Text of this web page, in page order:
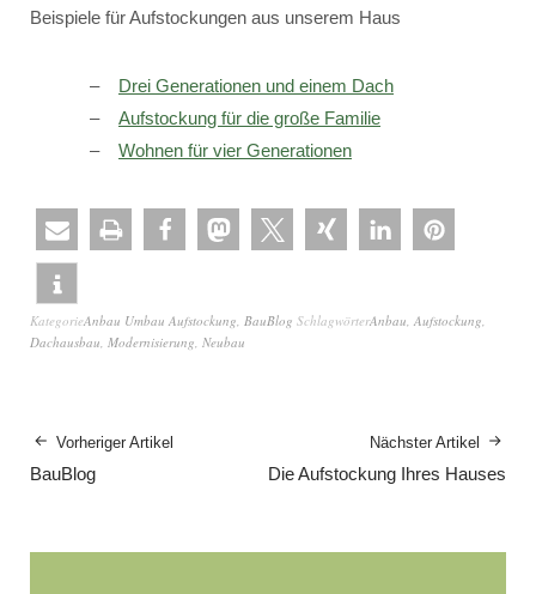
Beispiele für Aufstockungen aus unserem Haus
Drei Generationen und einem Dach
Aufstockung für die große Familie
Wohnen für vier Generationen
KategorieAnbau Umbau Aufstockung, BauBlog SchlagwörterAnbau, Aufstockung,
Dachausbau, Modernisierung, Neubau
Vorheriger Artikel
BauBlog
Nächster Artikel
Die Aufstockung Ihres Hauses